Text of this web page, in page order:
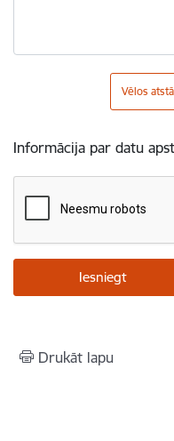
Vēlos
Informācija par datu
Drukāt lapu